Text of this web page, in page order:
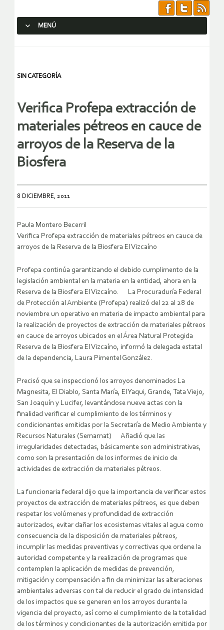
MENÚ
SIN CATEGORÍA
Verifica Profepa extracción de
materiales pétreos en cauce de
arroyos de la Reserva de la
Biosfera
8 DICIEMBRE, 2011
Paula Montero Becerril
Verifica Profepa extracción de materiales pétreos en cauce de
arroyos de la Reserva de la Biosfera El Vizcaíno
Profepa continúa garantizando el debido cumplimento de la
legislación ambiental en la materia en la entidad, ahora en la
Reserva de la Biosfera El Vizcaíno. La Procuraduría Federal
de Protección al Ambiente (Profepa) realizó del 22 al 28 de
noviembre un operativo en materia de impacto ambiental para
la realización de proyectos de extracción de materiales pétreos
en cauce de arroyos ubicados en el Área Natural Protegida
Reserva de la Biosfera El Vizcaíno, informó la delegada estatal
de la dependencia, Laura Pimentel González.
Precisó que se inspeccionó los arroyos denominados La
Magnesita, El Diablo, Santa María, El Yaqui, Grande, Tata Viejo,
San Joaquín y Lucifer, levantándose nueve actas con la
finalidad verificar el cumplimiento de los términos y
condicionantes emitidas por la Secretaría de Medio Ambiente y
Recursos Naturales (Semarnat) Añadió que las
irregularidades detectadas, básicamente son administrativas,
como son la presentación de los informes de inicio de
actividades de extracción de materiales pétreos.
La funcionaria federal dijo que la importancia de verificar estos
proyectos de extracción de materiales pétreos, es que deben
respetar los volúmenes y profundidad de extracción
autorizados, evitar dañar los ecosistemas vitales al agua como
consecuencia de la disposición de materiales pétreos,
incumplir las medidas preventivas y correctivas que ordene la
autoridad competente y la realización de programas que
contemplen la aplicación de medidas de prevención,
mitigación y compensación a fin de minimizar las alteraciones
ambientales adversas con tal de reducir el grado de intensidad
de los impactos que se generen en los arroyos durante la
vigencia del proyecto, así como el cumplimiento de la totalidad
de los términos y condicionantes de la autorización emitida por